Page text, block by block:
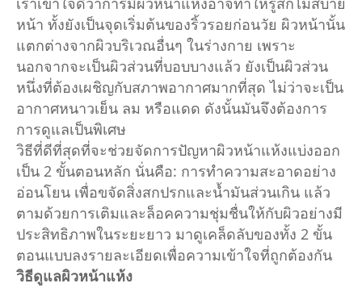
หน้า ทั้งยังเป็นจุดเริ่มต้นของริ้วรอยก่อนวัย ผิวหน้านั้น
แตกต่างจากผิวบริเวณอื่นๆ ในร่างกาย เพราะ
นอกจากจะเป็นผิวส่วนที่บอบบางแล้ว ยังเป็นผิวส่วน
หนึ่งที่ต้องเผชิญกับสภาพอากาศมากที่สุด ไม่ว่าจะเป็น
อากาศหนาวเย็น ลม หรือแดด ดังนั้นมันจึงต้องการ
การดูแลเป็นพิเศษ
วิธีที่ดีที่สุดที่จะช่วยจัดการปัญหาผิวหน้าแห้งแบ่งออก
เป็น 2 ขั้นตอนหลัก นั่นคือ: การทำความสะอาดอย่าง
อ่อนโยน เพื่อขจัดสิ่งสกปรกและน้ำมันส่วนเกิน แล้ว
ตามด้วยการเติมและล็อคความชุ่มชื่นให้กับผิวอย่างมี
ประสิทธิภาพในระยะยาว มาดูเคล็ดลับของทั้ง 2 ขั้น
ตอนแบบลงรายละเอียดเพื่อความเข้าใจที่ถูกต้องกัน
วิธีดูแลผิวหน้าแห้ง